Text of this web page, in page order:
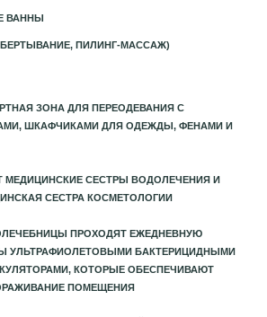
ВАННЫ
ПИЛИНГ-МАССАЖ)
ЗОНА ДЛЯ ПЕРЕОДЕВАНИЯ С
ШКАФЧИКАМИ ДЛЯ ОДЕЖДЫ, ФЕНАМИ И
МЕДИЦИНСКИЕ СЕСТРЫ ВОДОЛЕЧЕНИЯ И
СЕСТРА КОСМЕТОЛОГИИ
ПРОХОДЯТ ЕЖЕДНЕВНУЮ
УЛЬТРАФИОЛЕТОВЫМИ БАКТЕРИЦИДНЫМИ
КОТОРЫЕ ОБЕСПЕЧИВАЮТ
ПОМЕЩЕНИЯ